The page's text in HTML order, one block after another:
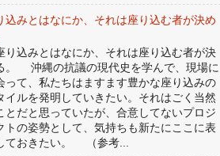
込みとはなにか、それは座り込む者が決め
込みとはなにか、それは座り込む者が決
。 沖縄の抗議の現代史を学んで、現場に
って、私たちはますます豊かな座り込みの
イルを発明していきたい。それはごく当然
とだと思っていたが、合意してないプロジ
トの姿勢として、気持ちも新たにここに表
ておきたい。 （参考...